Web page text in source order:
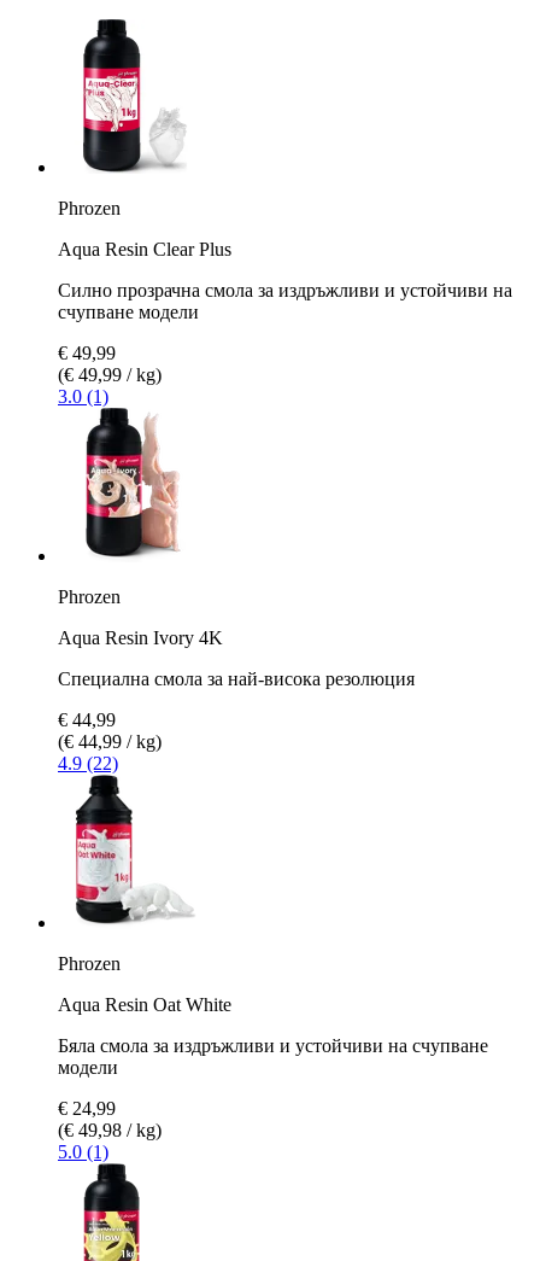
Phrozen
Aqua Resin Clear Plus
Силно прозрачна смола за издръжливи и устойчиви на
счупване модели
€ 49,99
(€ 49,99 / kg)
3.0 (1)
Phrozen
Aqua Resin Ivory 4K
Специална смола за най-висока резолюция
€ 44,99
(€ 44,99 / kg)
4.9 (22)
Phrozen
Aqua Resin Oat White
Бяла смола за издръжливи и устойчиви на счупване
модели
€ 24,99
(€ 49,98 / kg)
5.0 (1)